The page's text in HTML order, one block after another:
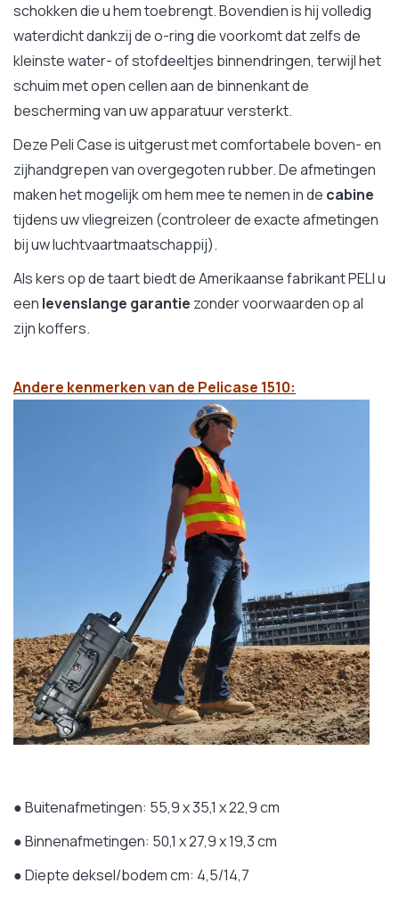
schokken die u hem toebrengt. Bovendien is hij volledig
waterdicht dankzij de o-ring die voorkomt dat zelfs de
kleinste water- of stofdeeltjes binnendringen, terwijl het
schuim met open cellen aan de binnenkant de
bescherming van uw apparatuur versterkt.
Deze Peli Case is uitgerust met comfortabele boven- en
zijhandgrepen van overgegoten rubber. De afmetingen
maken het mogelijk om hem mee te nemen in de cabine
tijdens uw vliegreizen (controleer de exacte afmetingen
bij uw luchtvaartmaatschappij).
Als kers op de taart biedt de Amerikaanse fabrikant PELI u
een levenslange garantie zonder voorwaarden op al
zijn koffers.
Andere kenmerken van de Pelicase 1510:
● Buitenafmetingen: 55,9 x 35,1 x 22,9 cm
● Binnenafmetingen: 50,1 x 27,9 x 19,3 cm
● Diepte deksel/bodem cm: 4,5/14,7